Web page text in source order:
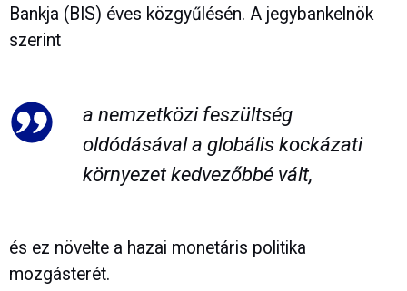
Bankja (BIS) éves közgyűlésén. A jegybankelnök
szerint
a nemzetközi feszültség
oldódásával a globális kockázati
környezet kedvezőbbé vált,
és ez növelte a hazai monetáris politika
mozgásterét.